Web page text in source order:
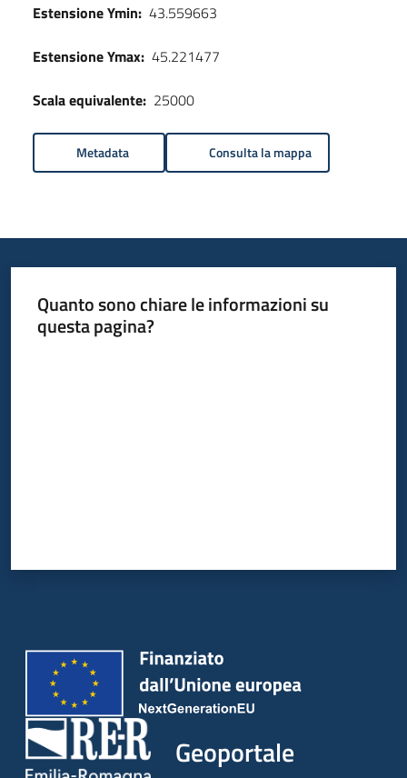
Estensione Ymin: 43.559663
Estensione Ymax: 45.221477
Scala equivalente: 25000
Metadata Consulta la mappa
Quanto sono chiare le informazioni su
questa pagina?
Geoportale